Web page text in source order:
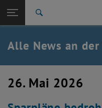
TU Login
Quicklinks
Quicklinks-Menü umschalten
Studium
Karriere
Zurück: Subseiten von TU
Zurück zur letzten Ebene:
TU Wien Startseite
Übersicht
Alle News an der
26. Mai 2026